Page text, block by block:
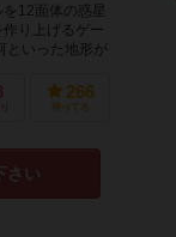
12面体の惑星
り上げるゲー
といった地形が
266
持ってる
さい